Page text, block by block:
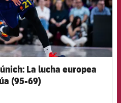
La lucha europea
(95-69)